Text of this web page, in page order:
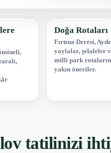
Doğa Rotaları
Fırtına Deresi,
yaylalar, şelaleler
milli park
yakın öneriler.
tatilinizi